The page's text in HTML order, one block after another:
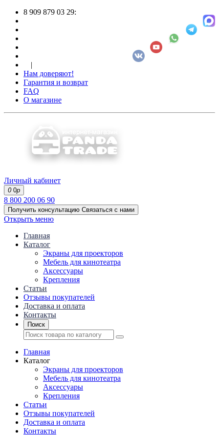
8 909 879 03 29:
|
Нам доверяют!
Гарантия и возврат
FAQ
О магазине
Личный кабинет
0 0р
8 800 200 06 90
Получить консультацию Связаться с нами
Открыть меню
Главная
Каталог
Экраны для проекторов
Mебель для кинотеатра
Аксессуары
Крепления
Статьи
Отзывы покупателей
Доставка и оплата
Контакты
Поиск
Главная
Каталог
Экраны для проекторов
Mебель для кинотеатра
Аксессуары
Крепления
Статьи
Отзывы покупателей
Доставка и оплата
Контакты